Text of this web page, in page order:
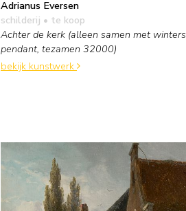
Adrianus Eversen
schilderij • te koop
Achter de kerk (alleen samen met winters
pendant, tezamen 32000)
bekijk kunstwerk